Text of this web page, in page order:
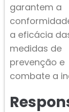
garantem a
a eficácia
medidas de
prevenção e
combate a